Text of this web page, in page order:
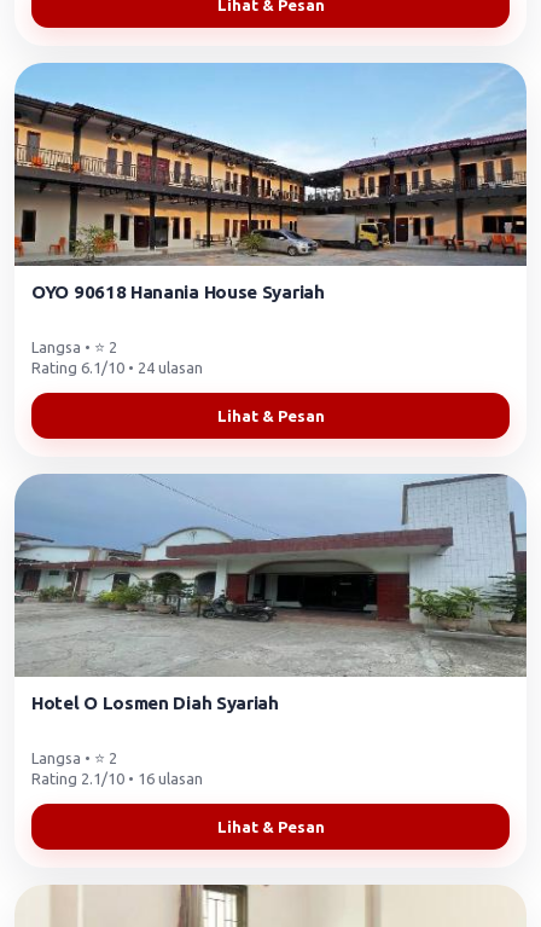
Lihat & Pesan
OYO 90618 Hanania House Syariah
Langsa • ⭐ 2
Rating 6.1/10 • 24 ulasan
Lihat & Pesan
Hotel O Losmen Diah Syariah
Langsa • ⭐ 2
Rating 2.1/10 • 16 ulasan
Lihat & Pesan